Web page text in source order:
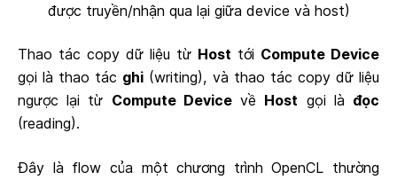
được truyền/nhận qua lại giữa device và host)
Thao tác copy dữ liệu từ Host tới Compute Device
gọi là thao tác ghi (writing), và thao tác copy dữ liệu
ngược lại từ Compute Devicevề Host gọi là đọc
(reading).
Đây là flow của một chương trình OpenCL thường